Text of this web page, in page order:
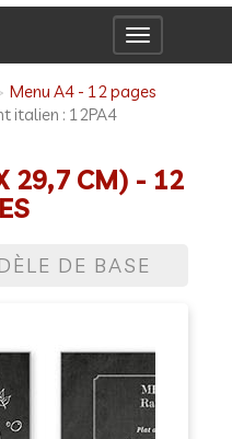
Toggle
navigation
Menu A4 - 12 pages
italien : 12PA4
29,7 CM) - 12
DE BASE